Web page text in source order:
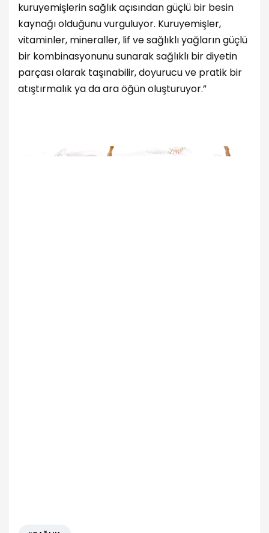
kuruyemişlerin sağlık açısından güçlü bir besin
kaynağı olduğunu vurguluyor. Kuruyemişler,
vitaminler, mineraller, lif ve sağlıklı yağların güçlü
bir kombinasyonunu sunarak sağlıklı bir diyetin
parçası olarak taşınabilir, doyurucu ve pratik bir
atıştırmalık ya da ara öğün oluşturuyor.”